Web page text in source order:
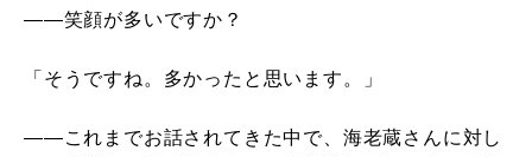
――笑顔が多いですか？
「そうですね。多かったと思います。」
――これまでお話されてきた中で、海老蔵さんに対し